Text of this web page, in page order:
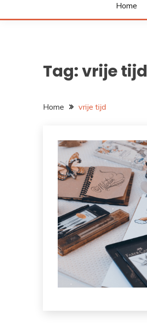
Home
Tag:vrije tijd
Home vrije tijd